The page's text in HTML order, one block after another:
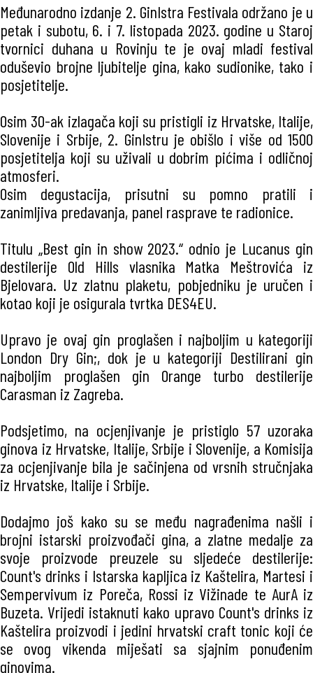
Međunarodno izdanje 2. GinIstra Festivala održano je u
petak i subotu, 6. i 7. listopada 2023. godine u Staroj
tvornici duhana u Rovinju te je ovaj mladi festival
oduševio brojne ljubitelje gina, kako sudionike, tako i
posjetitelje.
Osim 30-ak izlagača koji su pristigli iz Hrvatske, Italije,
Slovenije i Srbije, 2. GinIstru je obišlo i više od 1500
posjetitelja koji su uživali u dobrim pićima i odličnoj
atmosferi.
Osim degustacija, prisutni su pomno pratili i
zanimljiva predavanja, panel rasprave te radionice.
Titulu „Best gin in show 2023.“ odnio je Lucanus gin
destilerije Old Hills vlasnika Matka Meštrovića iz
Bjelovara. Uz zlatnu plaketu, pobjedniku je uručen i
kotao koji je osigurala tvrtka DES4EU.
Upravo je ovaj gin proglašen i najboljim u kategoriji
London Dry Gin;, dok je u kategoriji Destilirani gin
najboljim proglašen gin Orange turbo destilerije
Carasman iz Zagreba.
Podsjetimo, na ocjenjivanje je pristiglo 57 uzoraka
ginova iz Hrvatske, Italije, Srbije i Slovenije, a Komisija
za ocjenjivanje bila je sačinjena od vrsnih stručnjaka
iz Hrvatske, Italije i Srbije.
Dodajmo još kako su se među nagrađenima našli i
brojni istarski proizvođači gina, a zlatne medalje za
svoje proizvode preuzele su sljedeće destilerije:
Count's drinks i Istarska kapljica iz Kaštelira, Martesi i
Sempervivum iz Poreča, Rossi iz Vižinade te AurA iz
Buzeta. Vrijedi istaknuti kako upravo Count's drinks iz
Kaštelira proizvodi i jedini hrvatski craft tonic koji će
se ovog vikenda miješati sa sjajnim ponuđenim
ginovima.